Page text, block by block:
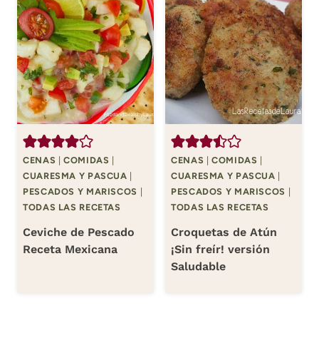
CENAS |COMIDAS |
CUARESMA Y PASCUA |
PESCADOS Y MARISCOS |
TODAS LAS RECETAS
Ceviche de Pescado
Receta Mexicana
CENAS |COMIDAS |
CUARESMA Y PASCUA |
PESCADOS Y MARISCOS |
TODAS LAS RECETAS
Croquetas de Atún
¡Sin freír! versión
Saludable